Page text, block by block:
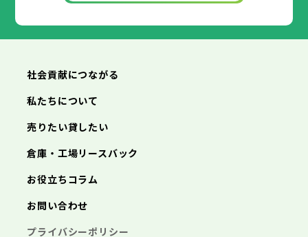
社会貢献につながる
私たちについて
売りたい貸したい
倉庫・工場リースバック
お役立ちコラム
お問い合わせ
プライバシーポリシー